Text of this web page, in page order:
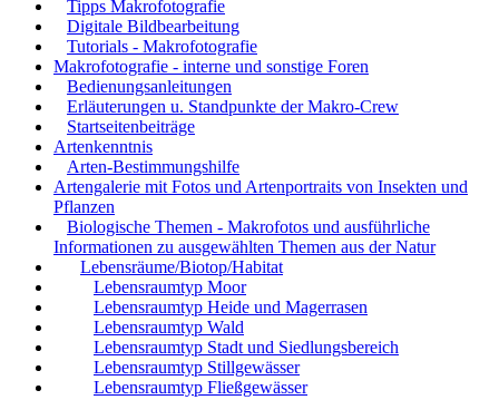
Tipps Makrofotografie
Digitale Bildbearbeitung
Tutorials - Makrofotografie
Makrofotografie - interne und sonstige Foren
Bedienungsanleitungen
Erläuterungen u. Standpunkte der Makro-Crew
Startseitenbeiträge
Artenkenntnis
Arten-Bestimmungshilfe
Artengalerie mit Fotos und Artenportraits von Insekten und
Pflanzen
Biologische Themen - Makrofotos und ausführliche
Informationen zu ausgewählten Themen aus der Natur
Lebensräume/Biotop/Habitat
Lebensraumtyp Moor
Lebensraumtyp Heide und Magerrasen
Lebensraumtyp Wald
Lebensraumtyp Stadt und Siedlungsbereich
Lebensraumtyp Stillgewässer
Lebensraumtyp Fließgewässer